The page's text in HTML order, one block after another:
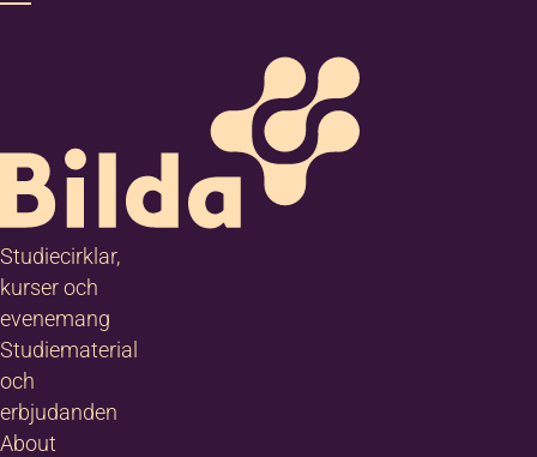
Studiecirklar,
kurser och
evenemang
Studiematerial
och
erbjudanden
About